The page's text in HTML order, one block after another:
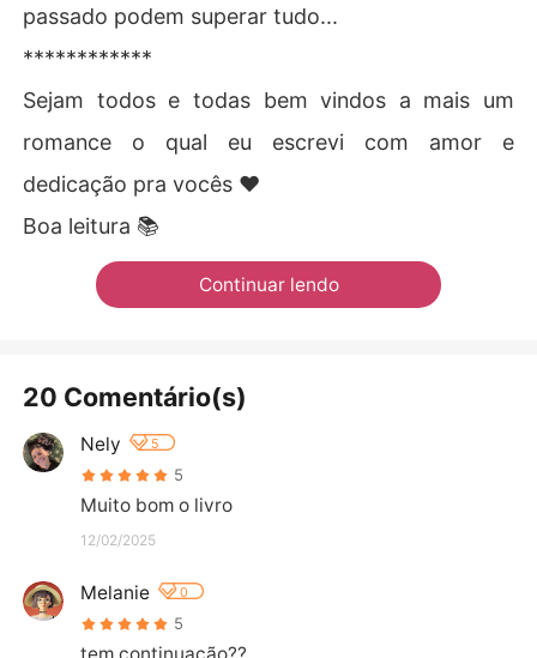
passado podem superar tudo...
************
Sejam todos e todas bem vindos a mais um
romance o qual eu escrevi com amor e
dedicação pra vocês ❤️
Boa leitura 📚
Continuar lendo
20 Comentário(s)
Nely 5
5
Muito bom o livro
12/02/2025
Melanie 0
5